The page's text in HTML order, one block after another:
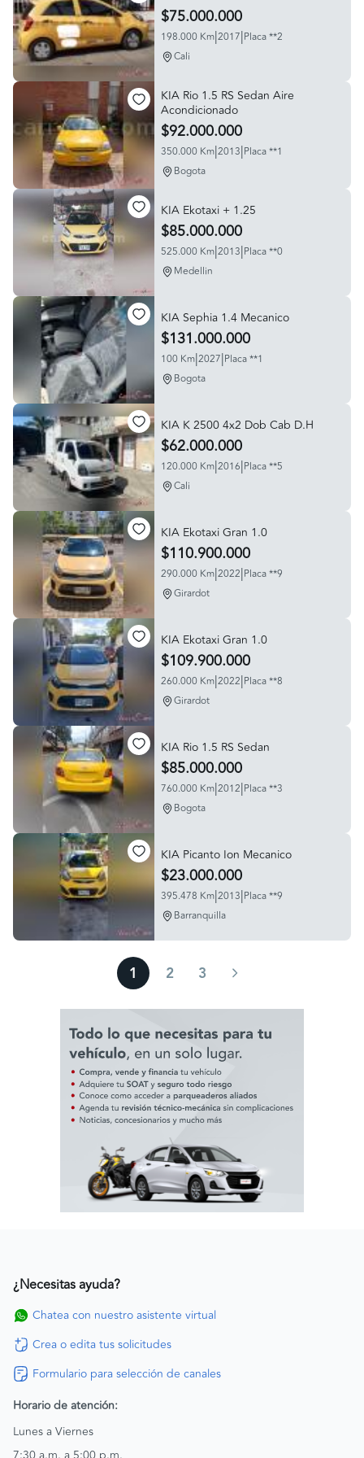
$75.000.000
198.000 Km|2017|Placa **2
Cali
KIA Rio 1.5 RS Sedan Aire
Acondicionado
$92.000.000
350.000 Km|2013|Placa **1
Bogota
KIA Ekotaxi + 1.25
$85.000.000
525.000 Km|2013|Placa **0
Medellin
KIA Sephia 1.4 Mecanico
$131.000.000
100 Km|2027|Placa **1
Bogota
KIA K 2500 4x2 Dob Cab D.H
$62.000.000
120.000 Km|2016|Placa **5
Cali
KIA Ekotaxi Gran 1.0
$110.900.000
290.000 Km|2022|Placa **9
Girardot
KIA Ekotaxi Gran 1.0
$109.900.000
260.000 Km|2022|Placa **8
Girardot
KIA Rio 1.5 RS Sedan
$85.000.000
760.000 Km|2012|Placa **3
Bogota
KIA Picanto Ion Mecanico
$23.000.000
395.478 Km|2013|Placa **9
Barranquilla
1 2 3
¿Necesitas ayuda?
Chatea con nuestro asistente virtual
Crea o edita tus solicitudes
Formulario para selección de canales
Horario de atención:
Lunes a Viernes